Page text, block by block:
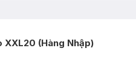
XXL20 (Hàng Nhập)